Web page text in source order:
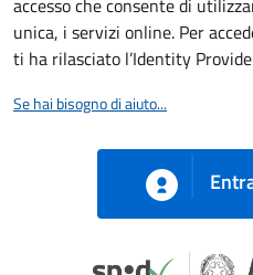
accesso che consente di
unica, i servizi online. Per
ti ha rilasciato l’Identity
Se hai bisogno di aiuto...